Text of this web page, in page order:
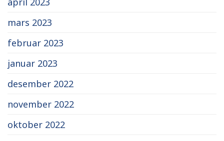
mars 2023
februar 2023
januar 2023
desember 2022
november 2022
oktober 2022